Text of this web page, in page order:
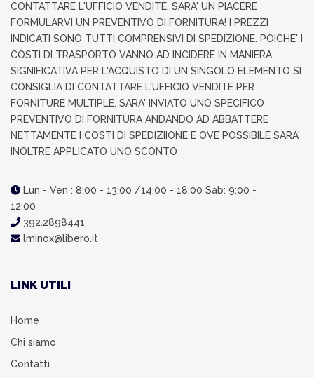
CONTATTARE L'UFFICIO VENDITE, SARA' UN PIACERE
FORMULARVI UN PREVENTIVO DI FORNITURA! I PREZZI
INDICATI SONO TUTTI COMPRENSIVI DI SPEDIZIONE. POICHE' I
COSTI DI TRASPORTO VANNO AD INCIDERE IN MANIERA
SIGNIFICATIVA PER L'ACQUISTO DI UN SINGOLO ELEMENTO SI
CONSIGLIA DI CONTATTARE L'UFFICIO VENDITE PER
FORNITURE MULTIPLE. SARA' INVIATO UNO SPECIFICO
PREVENTIVO DI FORNITURA ANDANDO AD ABBATTERE
NETTAMENTE I COSTI DI SPEDIZIIONE E OVE POSSIBILE SARA'
INOLTRE APPLICATO UNO SCONTO
Lun - Ven : 8:00 - 13:00 /14:00 - 18:00 Sab: 9:00 -
12:00
392.2898441
lminox@libero.it
LINK UTILI
Home
Chi siamo
Contatti